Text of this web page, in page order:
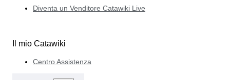
Diventa un Venditore Catawiki Live
Il mio Catawiki
Centro Assistenza